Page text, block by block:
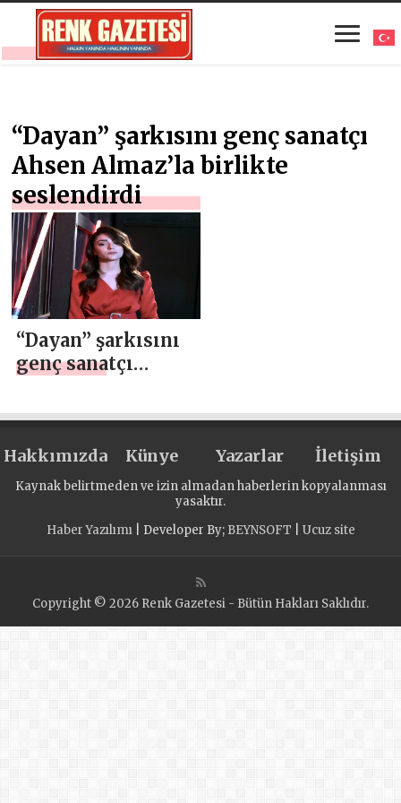
“Dayan” şarkısını genç sanatçı
Ahsen Almaz’la birlikte
seslendirdi
“Dayan” şarkısını
genç sanatçı
seslendirdi
Hakkımızda Künye Yazarlar İletişim
Kaynak belirtmeden ve izin almadan haberlerin kopyalanması
yasaktır.
Haber Yazılımı| Developer By; BEYNSOFT Ucuz site
Copyright © 2026 Renk Gazetesi - Bütün Hakları Saklıdır.